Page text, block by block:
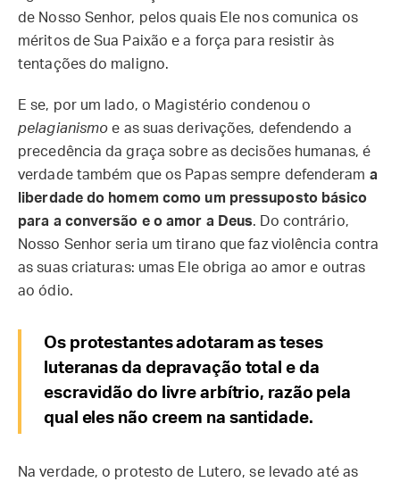
de Nosso Senhor, pelos quais Ele nos comunica os
méritos de Sua Paixão e a força para resistir às
tentações do maligno.
E se, por um lado, o Magistério condenou o
pelagianismo e as suas derivações, defendendo a
precedência da graça sobre as decisões humanas, é
verdade também que os Papas sempre defenderam a
liberdade do homem como um pressuposto básico
para a conversão e o amor a Deus. Do contrário,
Nosso Senhor seria um tirano que faz violência contra
as suas criaturas: umas Ele obriga ao amor e outras
ao ódio.
Os protestantes adotaram as teses
luteranas da depravação total e da
escravidão do livre arbítrio, razão pela
qual eles não creem na santidade.
Na verdade, o protesto de Lutero, se levado até as